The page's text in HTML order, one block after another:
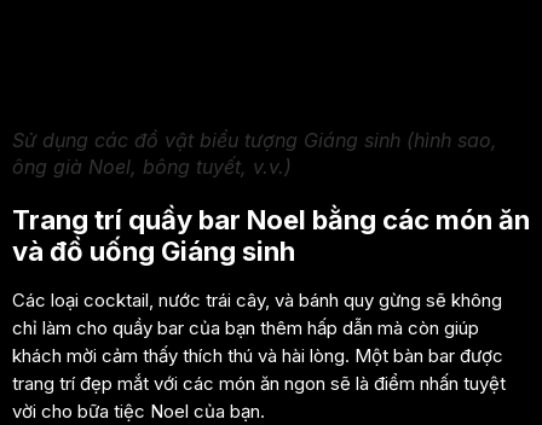
Sử dụng các đồ vật biểu tượng Giáng sinh (hình sao,
ông già Noel, bông tuyết, v.v.)
Trang trí quầy bar Noel bằng các món ăn
và đồ uống Giáng sinh
Các loại cocktail, nước trái cây, và bánh quy gừng sẽ không
chỉ làm cho quầy bar của bạn thêm hấp dẫn mà còn giúp
khách mời cảm thấy thích thú và hài lòng. Một bàn bar được
trang trí đẹp mắt với các món ăn ngon sẽ là điểm nhấn tuyệt
vời cho bữa tiệc Noel của bạn.